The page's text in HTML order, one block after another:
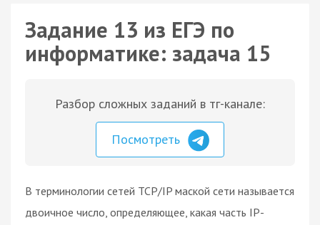
Задание 13 из ЕГЭ по
информатике: задача 15
Разбор сложных заданий в тг-канале:
Посмотреть
В терминологии сетей TCP/IP маской сети называется
двоичное число, определяющее, какая часть IP-